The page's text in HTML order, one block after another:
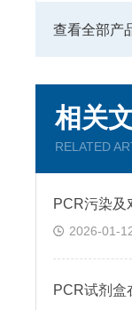
查看全部产
相关
RELATED
PCR污染及
2026-01-